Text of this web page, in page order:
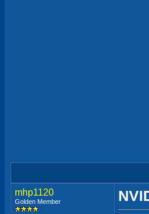
mhp1120
Golden Member